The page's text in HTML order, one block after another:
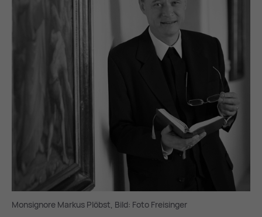
Monsignore Markus Plöbst, Bild: Foto Freisinger